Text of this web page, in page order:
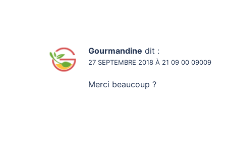
Gourmandine dit :
27 SEPTEMBRE 2018 À 21 09 00 09009
Merci beaucoup ?